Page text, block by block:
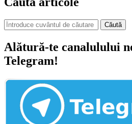
Căută
Alătură-te canalulului
Telegram!